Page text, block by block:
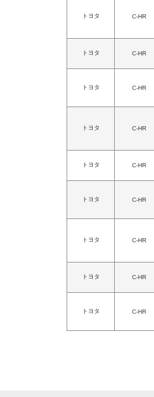
トヨタ C-HR
トヨタ C-HR
トヨタ C-HR
トヨタ C-HR
トヨタ C-HR
トヨタ C-HR
トヨタ C-HR
トヨタ C-HR
トヨタ C-HR